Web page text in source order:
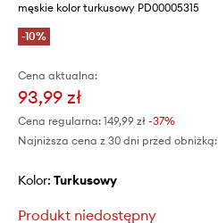
męskie kolor turkusowy PD00005315
-10%
Cena aktualna:
93,99 zł
Cena regularna: 149,99 zł -37%
Najniższa cena z 30 dni przed obniżką:
Kolor: turkusowy
Produkt niedostępny